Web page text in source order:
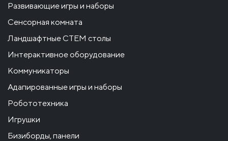
Развивающие игры и наборы
Сенсорная комната
Ландшафтные СТЕМ столы
Интерактивное оборудование
Коммуникаторы
Адапированные игры и наборы
Робототехника
Игрушки
Бизиборды, панели